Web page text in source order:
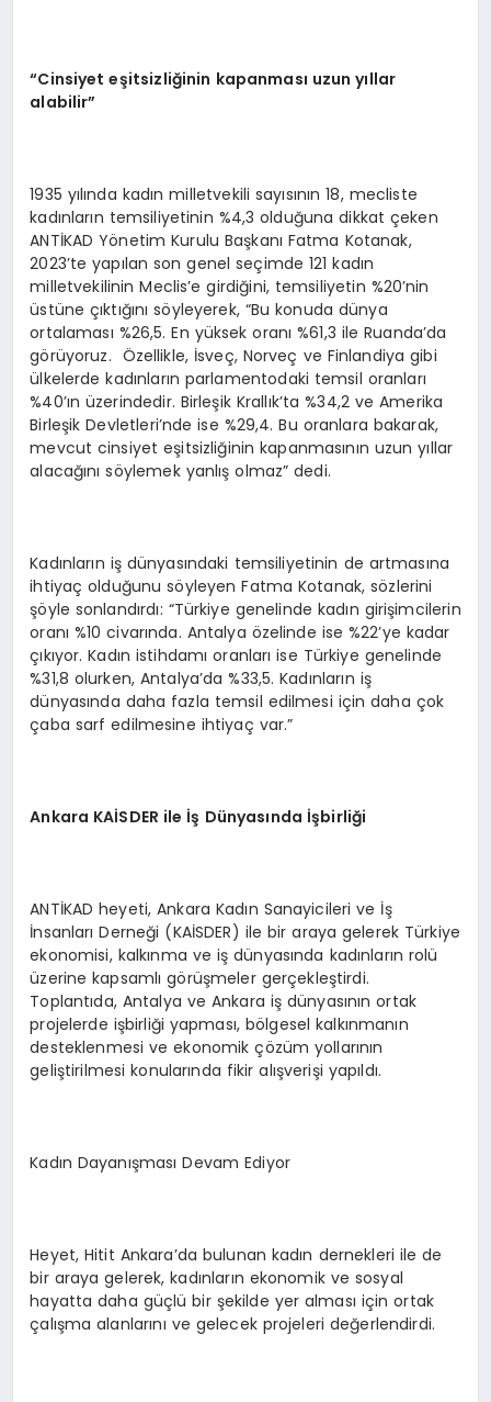
“Cinsiyet eşitsizliğinin kapanması uzun yıllar
alabilir”
1935 yılında kadın milletvekili sayısının 18, mecliste
kadınların temsiliyetinin %4,3 olduğuna dikkat çeken
ANTİKAD Yönetim Kurulu Başkanı Fatma Kotanak,
2023’te yapılan son genel seçimde 121 kadın
milletvekilinin Meclis’e girdiğini, temsiliyetin %20’nin
üstüne çıktığını söyleyerek, “Bu konuda dünya
ortalaması %26,5. En yüksek oranı %61,3 ile Ruanda’da
görüyoruz. Özellikle, İsveç, Norveç ve Finlandiya gibi
ülkelerde kadınların parlamentodaki temsil oranları
%40’ın üzerindedir. Birleşik Krallık’ta %34,2 ve Amerika
Birleşik Devletleri’nde ise %29,4. Bu oranlara bakarak,
mevcut cinsiyet eşitsizliğinin kapanmasının uzun yıllar
alacağını söylemek yanlış olmaz” dedi.
Kadınların iş dünyasındaki temsiliyetinin de artmasına
ihtiyaç olduğunu söyleyen Fatma Kotanak, sözlerini
şöyle sonlandırdı: “Türkiye genelinde kadın girişimcilerin
oranı %10 civarında. Antalya özelinde ise %22’ye kadar
çıkıyor. Kadın istihdamı oranları ise Türkiye genelinde
%31,8 olurken, Antalya’da %33,5. Kadınların iş
dünyasında daha fazla temsil edilmesi için daha çok
çaba sarf edilmesine ihtiyaç var.”
Ankara KAİSDER ile İş Dünyasında İşbirliği
ANTİKAD heyeti, Ankara Kadın Sanayicileri ve İş
İnsanları Derneği (KAİSDER) ile bir araya gelerek Türkiye
ekonomisi, kalkınma ve iş dünyasında kadınların rolü
üzerine kapsamlı görüşmeler gerçekleştirdi.
Toplantıda, Antalya ve Ankara iş dünyasının ortak
projelerde işbirliği yapması, bölgesel kalkınmanın
desteklenmesi ve ekonomik çözüm yollarının
geliştirilmesi konularında fikir alışverişi yapıldı.
Kadın Dayanışması Devam Ediyor
Heyet, Hitit Ankara’da bulunan kadın dernekleri ile de
bir araya gelerek, kadınların ekonomik ve sosyal
hayatta daha güçlü bir şekilde yer alması için ortak
çalışma alanlarını ve gelecek projeleri değerlendirdi.